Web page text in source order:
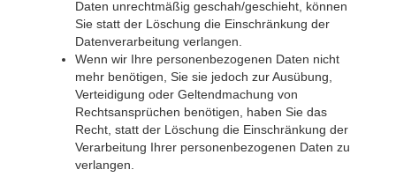
Daten unrechtmäßig geschah/geschieht, können
Sie statt der Löschung die Einschränkung der
Datenverarbeitung verlangen.
Wenn wir Ihre personenbezogenen Daten nicht
mehr benötigen, Sie sie jedoch zur Ausübung,
Verteidigung oder Geltendmachung von
Rechtsansprüchen benötigen, haben Sie das
Recht, statt der Löschung die Einschränkung der
Verarbeitung Ihrer personenbezogenen Daten zu
verlangen.